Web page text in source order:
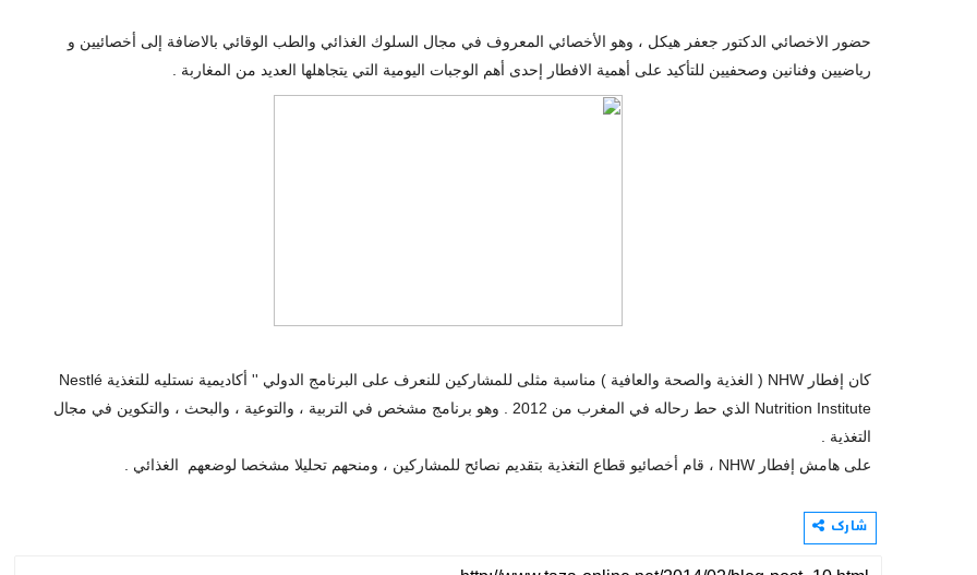
حضور الاخصائي الدكتور جعفر هيكل ، وهو الأخصائي المعروف في مجال السلوك الغذائي والطب الوقائي بالاضافة إلى أخصائيين و
رياضيين وفنانين وصحفيين للتأكيد على أهمية الافطار إحدى أهم الوجبات اليومية التي يتجاهلها العديد من المغاربة .
كان إفطار NHW ( الغذية والصحة والعافية ) مناسبة مثلى للمشاركين للنعرف على البرنامج الدولي '' أكاديمية نستليه للتغذية Nestlé
Nutrition Institute الذي حط رحاله في المغرب من 2012 . وهو برنامج مشخص في التربية ، والتوعية ، والبحث ، والتكوين في مجال
التغذية .
على هامش إفطار NHW ، قام أخصائيو قطاع التغذية بتقديم نصائح للمشاركين ، ومنحهم تحليلا مشخصا لوضعهم الغذائي .
شارك